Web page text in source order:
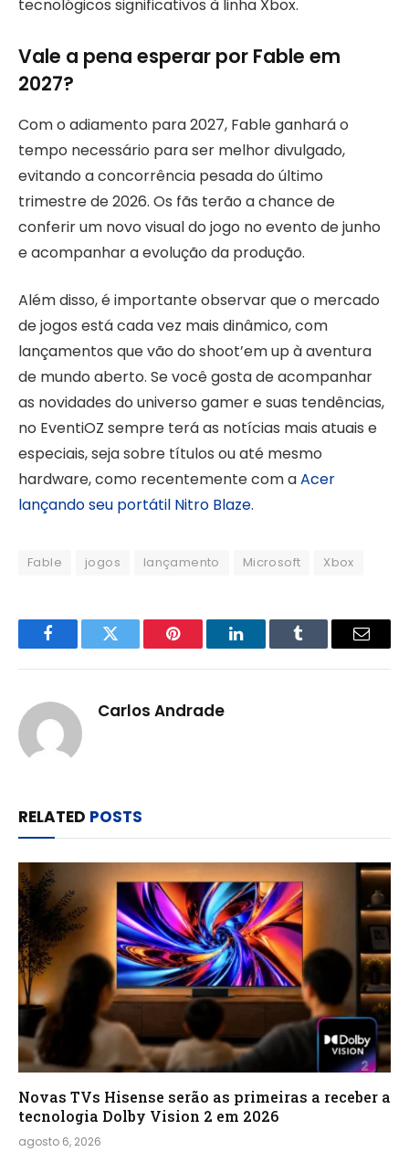
tecnológicos significativos à linha Xbox.
Vale a pena esperar por Fable em
2027?
Com o adiamento para 2027, Fable ganhará o
tempo necessário para ser melhor divulgado,
evitando a concorrência pesada do último
trimestre de 2026. Os fãs terão a chance de
conferir um novo visual do jogo no evento de junho
e acompanhar a evolução da produção.
Além disso, é importante observar que o mercado
de jogos está cada vez mais dinâmico, com
lançamentos que vão do shoot’em up à aventura
de mundo aberto. Se você gosta de acompanhar
as novidades do universo gamer e suas tendências,
no EventiOZ sempre terá as notícias mais atuais e
especiais, seja sobre títulos ou até mesmo
hardware, como recentemente com aAcer
lançando seu portátil Nitro Blaze.
Fable jogos lançamento Microsoft Xbox
FacebookTwitter Pinterest LinkedInTumblr Email
Carlos Andrade
RELATED POSTS
Novas TVs Hisense serão as primeiras a receber a
tecnologia Dolby Vision 2 em 2026
agosto 6, 2026